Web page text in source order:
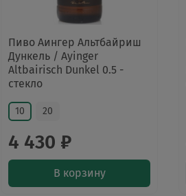
Пиво Аингер Альтбайриш
Дункель / Ayinger
Altbairisch Dunkel 0.5 -
стекло
10 20
4 430 ₽
В корзину